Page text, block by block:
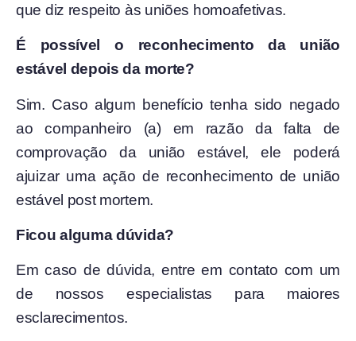
que diz respeito às uniões homoafetivas.
É possível o reconhecimento da união
estável depois da morte?
Sim. Caso algum benefício tenha sido negado
ao companheiro (a) em razão da falta de
comprovação da união estável, ele poderá
ajuizar uma ação de reconhecimento de união
estável post mortem.
Ficou alguma dúvida?
Em caso de dúvida, entre em contato com um
de nossos especialistas para maiores
esclarecimentos.